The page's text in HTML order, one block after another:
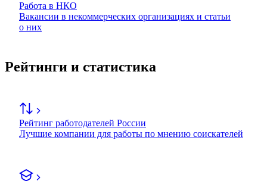
Работа в НКО
Вакансии в некоммерческих организациях и статьи
о них
Рейтинги и статистика
Рейтинг работодателей России
Лучшие компании для работы по мнению соискателей